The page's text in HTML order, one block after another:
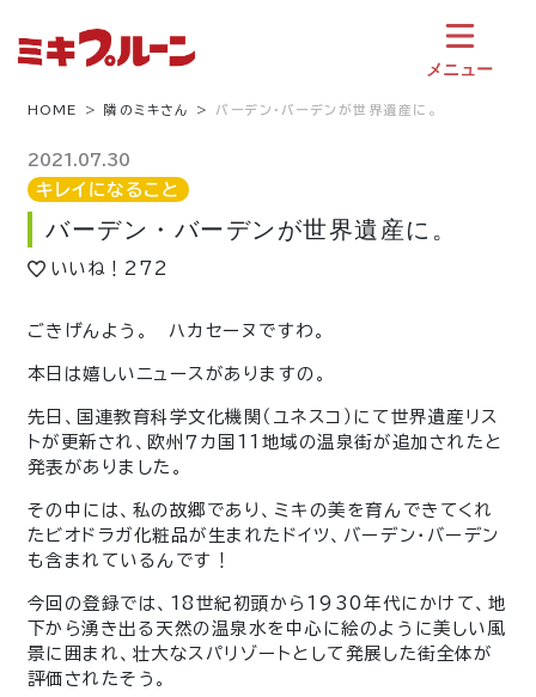
メニュー
HOME 隣のミキさん バーデン・バーデンが世界遺産に。
2021.07.30
キレイになること
バーデン・バーデンが世界遺産に。
いいね！ 272
ごきげんよう。 ハカセーヌですわ。
本日は嬉しいニュースがありますの。
先日、国連教育科学文化機関（ユネスコ）にて世界遺産リス
トが更新され、欧州７カ国11地域の温泉街が追加されたと
発表がありました。
その中には、私の故郷であり、ミキの美を育んできてくれ
たビオドラガ化粧品が生まれたドイツ、バーデン・バーデン
も含まれているんです！
今回の登録では、18世紀初頭から1930年代にかけて、地
下から湧き出る天然の温泉水を中心に絵のように美しい風
景に囲まれ、壮大なスパリゾートとして発展した街全体が
評価されたそう。